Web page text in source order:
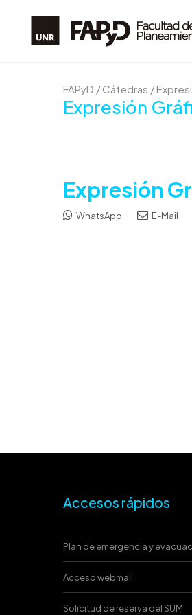
FAPyD / Cátedras /
Expresión
Expresión
WhatsApp E-Mail
Accesos rápidos
Plan de emergencia y
Acceso webmail
Solicitud de reserva del SUM